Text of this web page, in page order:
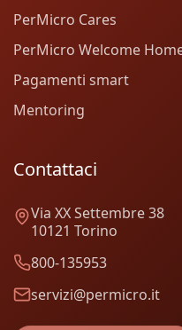
PerMicro Cares
PerMicro Welcome
Pagamenti smart
Mentoring
Contattaci
Via XX Settembre 38
10121 Torino
800-135953
servizi@permicro.it